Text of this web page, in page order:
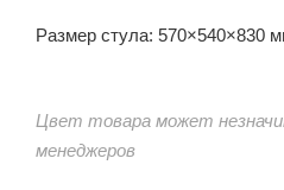
Размер стула: 570×540×830
Цвет товара может
менеджеров